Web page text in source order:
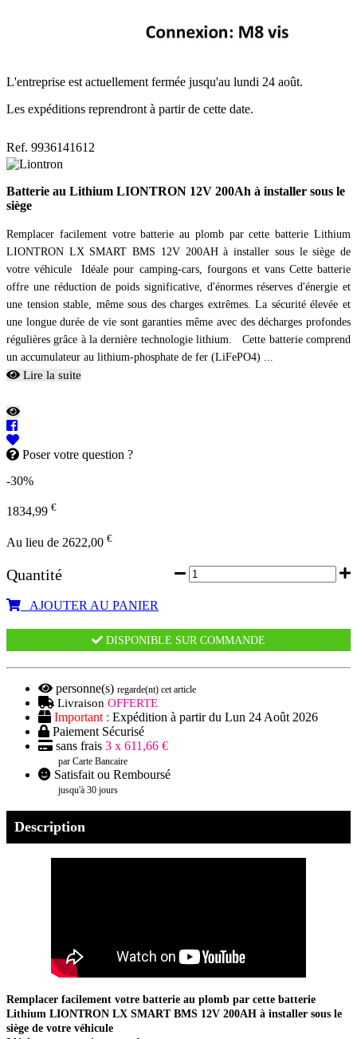
L'entreprise est actuellement fermée jusqu'au lundi 24 août.
Les expéditions reprendront à partir de cette date.
Ref. 9936141612
Batterie au Lithium LIONTRON 12V 200Ah à installer sous le
siège
Remplacer facilement votre batterie au plomb par cette batterie Lithium
LIONTRON LX SMART BMS 12V 200AH à installer sous le siège de
votre véhicule Idéale pour camping-cars, fourgons et vans Cette batterie
offre une réduction de poids significative, d'énormes réserves d'énergie et
une tension stable, même sous des charges extrêmes. La sécurité élevée et
une longue durée de vie sont garanties même avec des décharges profondes
régulières grâce à la dernière technologie lithium. Cette batterie comprend
un accumulateur au lithium-phosphate de fer (LiFePO4) ...
Lire la suite
Poser votre question ?
-30%
1834,99 €
Au lieu de 2622,00 €
Quantité
AJOUTER AU PANIER
DISPONIBLE SUR COMMANDE
personne(s) regarde(nt) cet article
Livraison OFFERTE
Important : Expédition à partir du Lun 24 Août 2026
Paiement Sécurisé
sans frais 3 x 611,66 €
par Carte Bancaire
Satisfait ou Remboursé
jusqu'à 30 jours
Description
Remplacer facilement votre batterie au plomb par cette batterie
Lithium LIONTRON LX SMART BMS 12V 200AH à installer sous le
siège de votre véhicule